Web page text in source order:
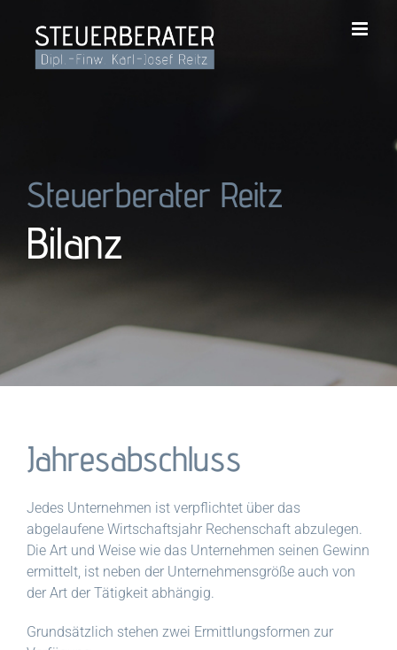
springen
Steuerberater Reitz
Bilanz
Jahresabschluss
Jedes Unternehmen ist verpflichtet über das
abgelaufene Wirtschaftsjahr Rechenschaft abzulegen.
Die Art und Weise wie das Unternehmen seinen Gewinn
ermittelt, ist neben der Unternehmensgröße auch von
der Art der Tätigkeit abhängig.
Grundsätzlich stehen zwei Ermittlungsformen zur